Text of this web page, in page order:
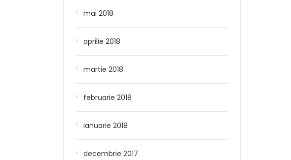
mai 2018
aprilie 2018
martie 2018
februarie 2018
ianuarie 2018
decembrie 2017